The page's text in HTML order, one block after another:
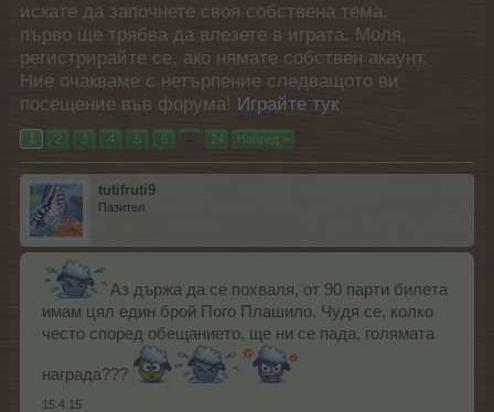
искате да започнете своя собствена тема,
първо ще трябва да влезете в играта. Моля,
регистрирайте се, ако нямате собствен акаунт.
Ние очакваме с нетърпение следващото ви
посещение във форума! Играйте тук
1 2 3 4 5 6 → 24 Напред >
tutifruti9
Пазител
Аз държа да се похваля, от 90 парти билета
имам цял един брой Пого Плашило. Чудя се, колко
често според обещанието, ще ни се пада, голямата
награда???
15.4.15